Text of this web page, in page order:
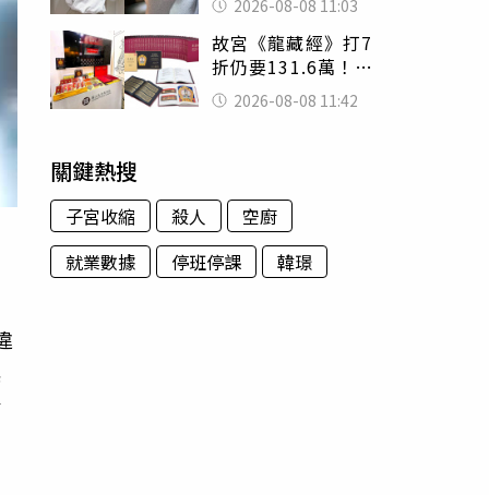
友洗版認證
2026-08-08 11:03
故宮《龍藏經》打7
折仍要131.6萬！
店員曝：有人原價
188萬付現購買
2026-08-08 11:42
關鍵熱搜
子宮收縮 殺人
空廚
就業數據
停班停課 韓璟